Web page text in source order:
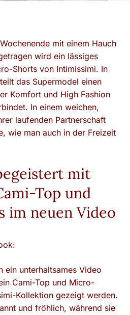
mit einem Hauch
wird ein lässiges
Shorts von Intimissimi. In
das Supermodel einen
Komfort und High Fashion
In einem weichen,
laufenden Partnerschaft
wie man auch in der Freizeit
mit
Top und
im neuen Video
ein unterhaltsames Video
Cami-Top und Micro-
Kollektion gezeigt werden.
und fröhlich, während sie